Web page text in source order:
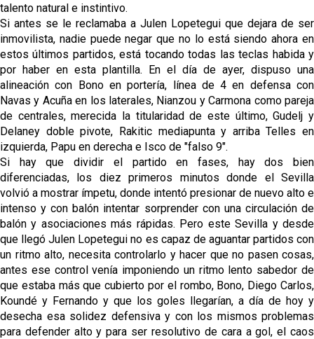
talento natural e instintivo.
Si antes se le reclamaba a Julen Lopetegui que dejara de ser
inmovilista, nadie puede negar que no lo está siendo ahora en
estos últimos partidos, está tocando todas las teclas habida y
por haber en esta plantilla. En el día de ayer, dispuso una
alineación con Bono en portería, línea de 4 en defensa con
Navas y Acuña en los laterales, Nianzou y Carmona como pareja
de centrales, merecida la titularidad de este último, Gudelj y
Delaney doble pivote, Rakitic mediapunta y arriba Telles en
izquierda, Papu en derecha e Isco de "falso 9".
Si hay que dividir el partido en fases, hay dos bien
diferenciadas, los diez primeros minutos donde el Sevilla
volvió a mostrar ímpetu, donde intentó presionar de nuevo alto e
intenso y con balón intentar sorprender con una circulación de
balón y asociaciones más rápidas. Pero este Sevilla y desde
que llegó Julen Lopetegui no es capaz de aguantar partidos con
un ritmo alto, necesita controlarlo y hacer que no pasen cosas,
antes ese control venía imponiendo un ritmo lento sabedor de
que estaba más que cubierto por el rombo, Bono, Diego Carlos,
Koundé y Fernando y que los goles llegarían, a día de hoy y
desecha esa solidez defensiva y con los mismos problemas
para defender alto y para ser resolutivo de cara a gol, el caos